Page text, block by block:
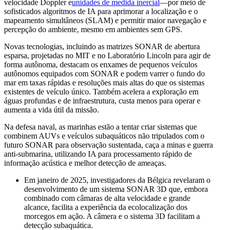
velocidade Doppler eunidades de medida inercial —por meio de
sofisticados algoritmos de IA para aprimorar a localização e o
mapeamento simultâneos (SLAM) e permitir maior navegação e
percepção do ambiente, mesmo em ambientes sem GPS.
Novas tecnologias, incluindo as matrizes SONAR de abertura
esparsa, projetadas no MIT e no Laboratório Lincoln para agir de
forma autônoma, destacam os enxames de pequenos veículos
autônomos equipados com SONAR e podem varrer o fundo do
mar em taxas rápidas e resoluções mais altas do que os sistemas
existentes de veículo único. Também acelera a exploração em
águas profundas e de infraestrutura, custa menos para operar e
aumenta a vida útil da missão.
Na defesa naval, as marinhas estão a tentar criar sistemas que
combinem AUVs e veículos subaquáticos não tripulados com o
futuro SONAR para observação sustentada, caça a minas e guerra
anti-submarina, utilizando IA para processamento rápido de
informação acústica e melhor detecção de ameaças.
Em janeiro de 2025, investigadores da Bélgica revelaram o
desenvolvimento de um sistema SONAR 3D que, embora
combinado com câmaras de alta velocidade e grande
alcance, facilita a experiência da ecolocalização dos
morcegos em ação. A câmera e o sistema 3D facilitam a
detecção subaquática.